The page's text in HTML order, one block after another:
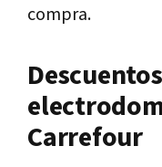
compra.
Carrefour